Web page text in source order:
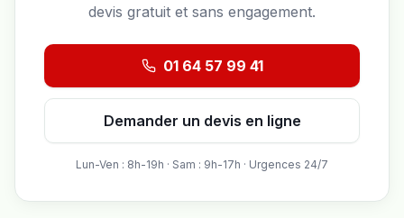
devis gratuit et sans engagement.
01 64 57 99 41
Demander un devis en ligne
Lun-Ven : 8h-19h · Sam : 9h-17h · Urgences 24/7